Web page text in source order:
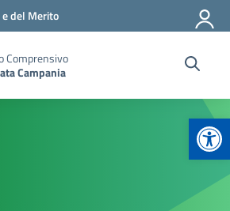
del Merito
Comprensivo
Campania